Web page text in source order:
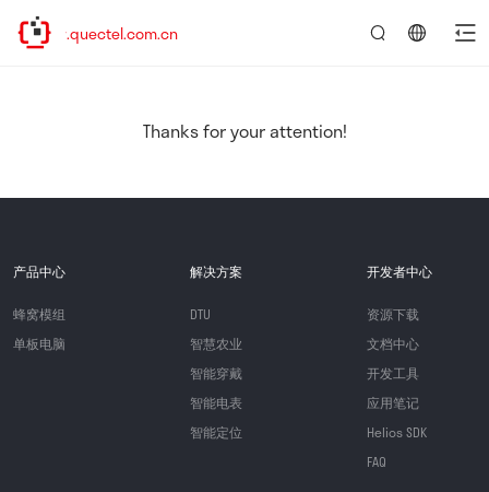
www.quectel.com.cn
Thanks for your attention!
产品中心
蜂窝模组
单板电脑
解决方案
DTU
智慧农业
智能穿戴
智能电表
智能定位
开发者中心
资源下载
文档中心
开发工具
应用笔记
Helios SDK
FAQ